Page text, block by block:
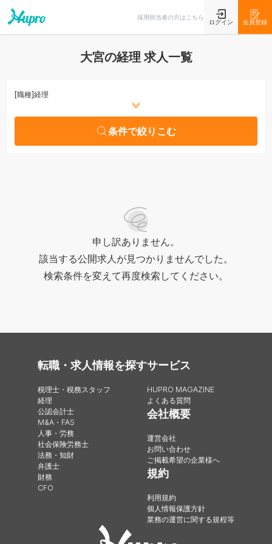
採用担当者の方はこちら
ログイン 会員登録
大宮の経理 求人一覧
[職種]経理
条件で絞りこむ
申し訳ありません。
該当する公開求人が見つかりませんでした。
検索条件を変えて再度検索してください。
転職・求人情報を探す
税理士・税務スタッフ
経理
公認会計士
M&A・FAS
人事・労務
社会保険労務士
法務・知財
弁護士
財務
CFO
サービス
HUPRO MAGAZINE
よくある質問
会社概要
運営会社
お問い合わせ
ご掲載希望の企業様へ
規約
利用規約
個人情報保護方針
業務の運営に関する規程等